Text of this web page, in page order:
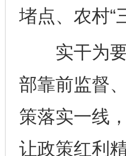
堵点、农村“
实干为要
部靠前监督
策落实一线
让政策红利